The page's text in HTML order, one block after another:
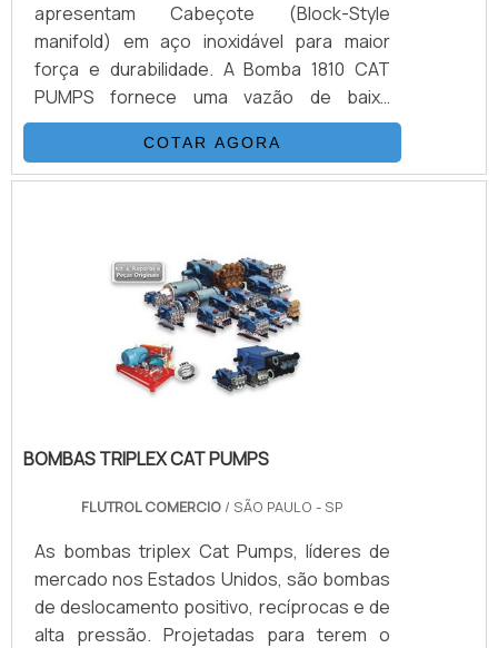
apresentam Cabeçote (Block-Style
manifold) em aço inoxidável para maior
força e durabilidade. A Bomba 1810 CAT
PUMPS fornece uma vazão de baixa
pulsação de 11,4 litros por minuto a 10.000
psi. É possível verificar quais as aplicações
do produto: Teste Hidrostático Injeção
BOP Demolição de Concreto.DETALHES
BÁSICAS SOBRE O PRODUTOA função de
uma bomba é converter energia mecânica .
COTAR AGORA
BOMBAS TRIPLEX CAT PUMPS
FLUTROL COMERCIO / SÃO PAULO - SP
As bombas triplex Cat Pumps, líderes de
mercado nos Estados Unidos, são bombas
de deslocamento positivo, recíprocas e de
alta pressão. Projetadas para terem o